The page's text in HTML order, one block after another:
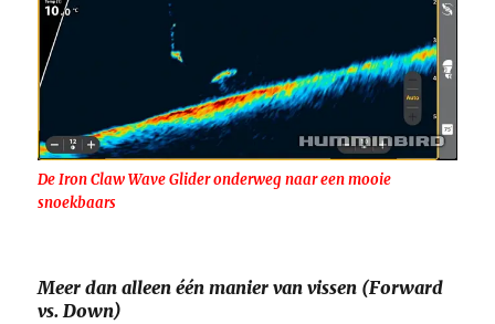
De Iron Claw Wave Glider onderweg naar een mooie
snoekbaars
Meer dan alleen één manier van vissen (Forward
vs. Down)